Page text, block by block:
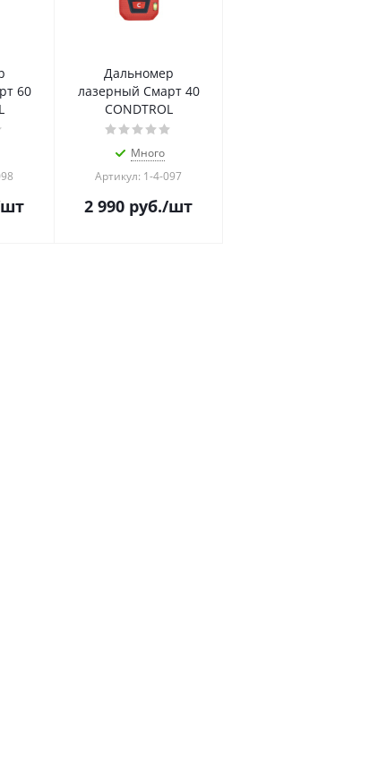
60
Дальномер
лазерный Смарт 40
CONDTROL
Много
Артикул: 1-4-097
2 990 руб./шт